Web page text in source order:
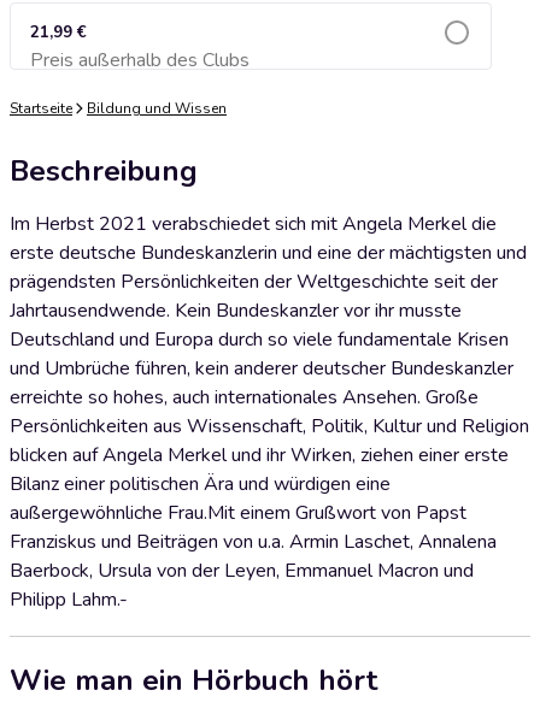
21,99 €
Preis außerhalb des ClubsZum Warenkorb hinzufügen
Startseite Bildung und Wissen
Beschreibung
Im Herbst 2021 verabschiedet sich mit Angela Merkel die
erste deutsche Bundeskanzlerin und eine der mächtigsten und
prägendsten Persönlichkeiten der Weltgeschichte seit der
Jahrtausendwende. Kein Bundeskanzler vor ihr musste
Deutschland und Europa durch so viele fundamentale Krisen
und Umbrüche führen, kein anderer deutscher Bundeskanzler
erreichte so hohes, auch internationales Ansehen. Große
Persönlichkeiten aus Wissenschaft, Politik, Kultur und Religion
blicken auf Angela Merkel und ihr Wirken, ziehen einer erste
Bilanz einer politischen Ära und würdigen eine
außergewöhnliche Frau.Mit einem Grußwort von Papst
Franziskus und Beiträgen von u.a. Armin Laschet, Annalena
Baerbock, Ursula von der Leyen, Emmanuel Macron und
Philipp Lahm.-
Wie man ein Hörbuch hört